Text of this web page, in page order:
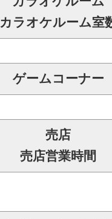
カラオケルーム室
ゲームコーナー
売店
売店営業時間